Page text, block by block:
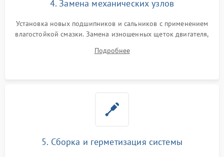
4. Замена механических узлов
Установка новых подшипников и сальников с применением
влагостойкой смазки. Замена изношенных щеток двигателя,
или поврежденной резиновой манжеты.
Подробнее
5. Сборка и герметизация системы